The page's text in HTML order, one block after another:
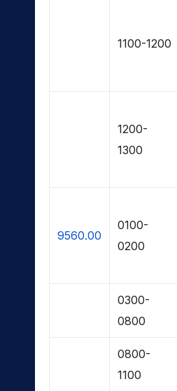
1100-1200
1200-
1300
9560.00
0100-
0200
0300-
0800
0800-
1100